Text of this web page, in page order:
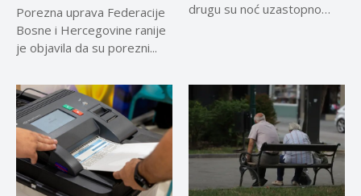
Porezna uprava Federacije
Bosne i Hercegovine ranije
je objavila da su porezni...
drugu su noć uzastopno